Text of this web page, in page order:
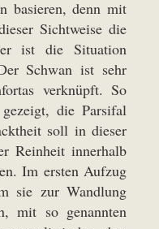
basieren, denn mit
Sichtweise die
ist die Situation
Schwan ist sehr
verknüpft. So
die Parsifal
soll in dieser
Reinheit innerhalb
Im ersten Aufzug
sie zur Wandlung
mit so genannten